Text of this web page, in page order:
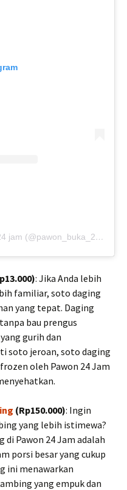
A post shared by pawon 24 jam (@pawon_buka_24jam)
: Jika Anda lebih
familiar, soto daging
yang tepat. Daging
bau prengus
gurih dan
soto jeroan, soto daging
oleh Pawon 24 Jam
(Rp150.000): Ingin
yang lebih istimewa?
Pawon 24 Jam adalah
porsi besar yang cukup
ini menawarkan
yang empuk dan